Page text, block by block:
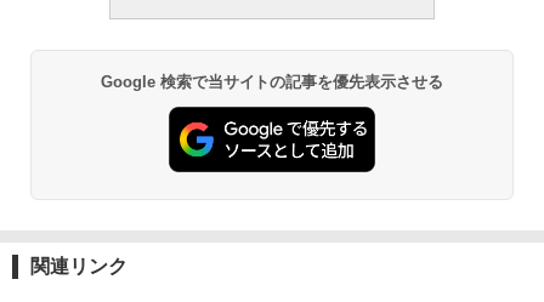
Google 検索で当サイトの記事を優先表示させる
関連リンク